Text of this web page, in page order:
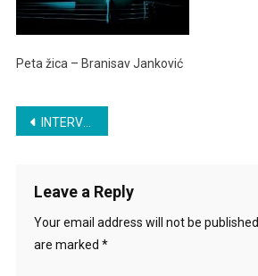
Peta žica – Branisav Janković
Post
INTERVJU – BRANISLAV JANKOVIĆ
Leave a Reply
Your email address will not be published.
are marked *